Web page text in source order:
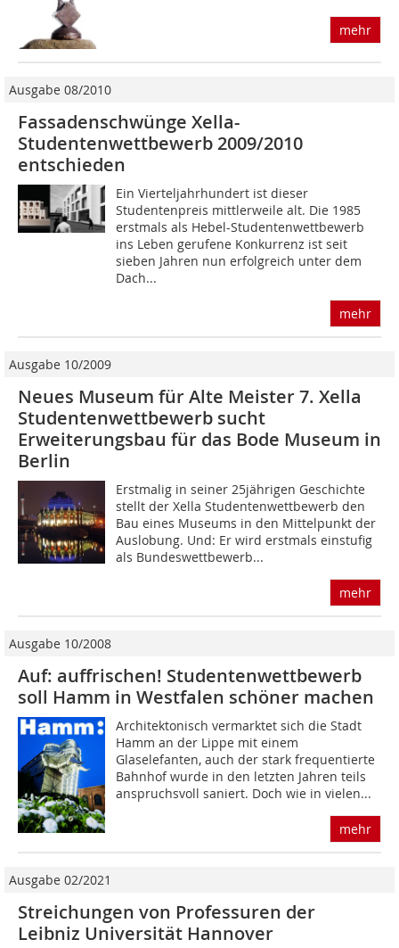
mehr
Ausgabe 08/2010
Fassadenschwünge Xella-
Studentenwettbewerb 2009/2010
entschieden
Ein Vierteljahrhundert ist dieser
Studentenpreis mittlerweile alt. Die 1985
erstmals als Hebel-Studentenwettbewerb
ins Leben gerufene Konkurrenz ist seit
sieben Jahren nun erfolgreich unter dem
Dach...
mehr
Ausgabe 10/2009
Neues Museum für Alte Meister 7. Xella
Studentenwettbewerb sucht
Erweiterungsbau für das Bode Museum in
Berlin
Erstmalig in seiner 25jährigen Geschichte
stellt der Xella Studentenwettbewerb den
Bau eines Museums in den Mittelpunkt der
Auslobung. Und: Er wird erstmals einstufig
als Bundeswettbewerb...
mehr
Ausgabe 10/2008
Auf: auffrischen! Studentenwettbewerb
soll Hamm in Westfalen schöner machen
Architektonisch vermarktet sich die Stadt
Hamm an der Lippe mit einem
Glaselefanten, auch der stark frequentierte
Bahnhof wurde in den letzten Jahren teils
anspruchsvoll saniert. Doch wie in vielen...
mehr
Ausgabe 02/2021
Streichungen von Professuren der
Leibniz Universität Hannover